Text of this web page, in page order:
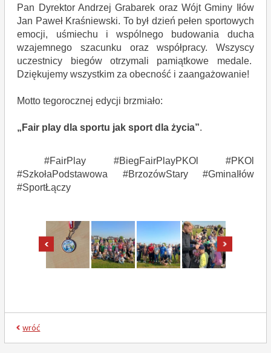
Pan Dyrektor Andrzej Grabarek oraz Wójt Gminy Iłów
Jan Paweł Kraśniewski. To był dzień pełen sportowych
emocji, uśmiechu i wspólnego budowania ducha
wzajemnego szacunku oraz współpracy. Wszyscy
uczestnicy biegów otrzymali pamiątkowe medale.
Dziękujemy wszystkim za obecność i zaangażowanie!
Motto tegorocznej edycji brzmiało:
„Fair play dla sportu jak sport dla życia”.
#FairPlay #BiegFairPlayPKOl #PKOl
#SzkołaPodstawowa #BrzozówStary #GminaIłów
#SportŁączy
pokaż poprzednie zdjęcia
wróć